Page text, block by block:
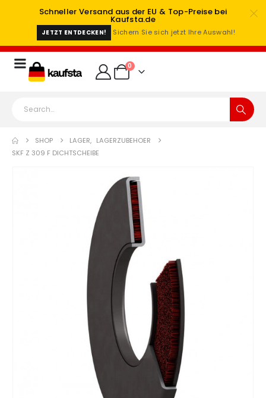
Schneller Versand aus der EU & Top-Preise bei
Kaufsta.de
JETZT ENTDECKEN! Sichern Sie sich jetzt Ihre Auswahl!
0
SHOP LAGER, LAGERZUBEHOER
SKF Z 309 F DICHTSCHEIBE